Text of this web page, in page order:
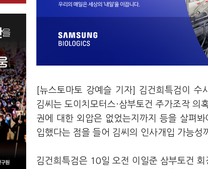
[뉴스토마토 강예슬 기자] 김건희특검이 수
김씨는 도이치모터스·삼부토건 주가조작 의
권에 대한 외압은 없었는지까지 등을 살펴
입했다는 점을 들어 김씨의 인사개입 가능성
김건희특검은 10일 오전 이일준 삼부토건